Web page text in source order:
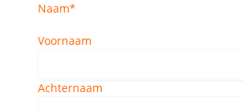
Naam*
Voornaam
Achternaam